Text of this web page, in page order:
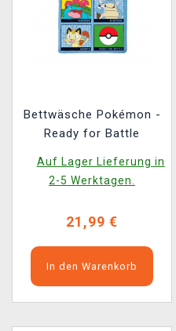
Bettwäsche Pokémon -
Ready for Battle
Auf Lager Lieferung in
2-5 Werktagen.
21,99 €
In den Warenkorb